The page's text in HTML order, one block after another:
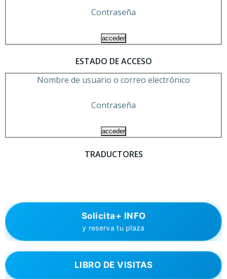
Contraseña
ESTADO DE ACCESO
Nombre de usuario o correo electrónico
Contraseña
TRADUCTORES
Solicita+ INFO
y reserva tu plaza
LIBRO DE VISITAS